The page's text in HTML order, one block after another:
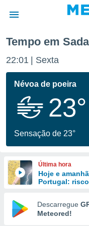
da
foi
fornecidas
a este
das
e
forma
digital
Tempo em
22:01 Sexta
Névoa de poeira
23°
Sensação de 23°
Última hora
Hoje e
Portugal:
Descarregue
Meteored!